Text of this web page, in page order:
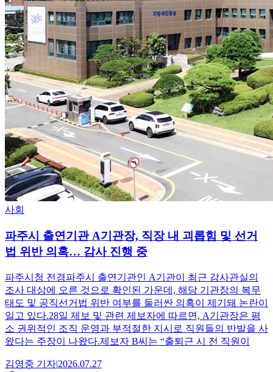
사회
파주시 출연기관 A기관장, 직장 내 괴롭힘 및 선거
법 위반 의혹… 감사 진행 중
파주시청 전경파주시 출연기관인 A기관이 최근 감사관실의
조사 대상에 오른 것으로 확인된 가운데, 해당 기관장의 복무
태도 및 공직선거법 위반 여부를 둘러싼 의혹이 제기돼 논란이
일고 있다.28일 제보 및 관련 제보자에 따르면, A기관장은 평
소 권위적인 조직 운영과 부적절한 지시로 직원들의 반발을 사
왔다는 주장이 나왔다.제보자 B씨는 “출퇴근 시 전 직원이
김영중 기자|2026.07.27